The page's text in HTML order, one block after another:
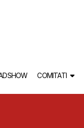
COMITATI